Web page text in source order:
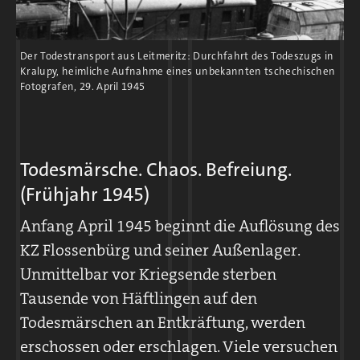
Bei Kriegsende arbeiten über 5.000 Häftlinge
für Messerschmitt. Der Steinbruchbetrieb
wird nahezu eingestellt.
Brief von Hans Halboth mit Zeichnung des Lagers, 16. April 1944
Der Todestransport aus Leitmeritz: Durchfahrt des Todeszugs in
Kralupy, heimliche Aufnahme eines unbekannten tschechischen
Fotografen, 29. April 1945
Todesmärsche. Chaos. Befreiung.
(Frühjahr 1945)
Anfang April 1945 beginnt die Auflösung des
KZ Flossenbürg und seiner Außenlager.
Unmittelbar vor Kriegsende sterben
Tausende von Häftlingen auf den
Todesmärschen an Entkräftung, werden
erschossen oder erschlagen. Viele versuchen